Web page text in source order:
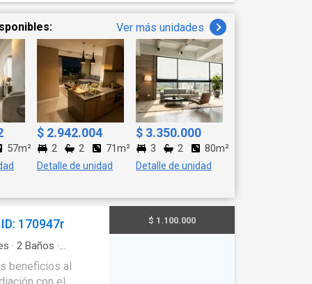
Ver más unidades
57m²
$ 2.942.004
2 2 71m²
Detalle de unidad
$ 3.350.000
3 2 80m²
Detalle de unidad
170947r
· 2 Baños ·
$ 1.100.000